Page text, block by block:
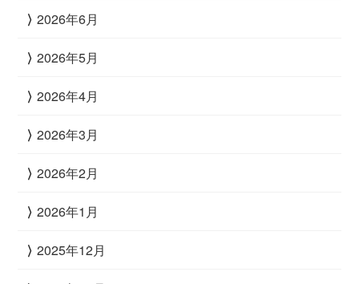
2026年6月
2026年5月
2026年4月
2026年3月
2026年2月
2026年1月
2025年12月